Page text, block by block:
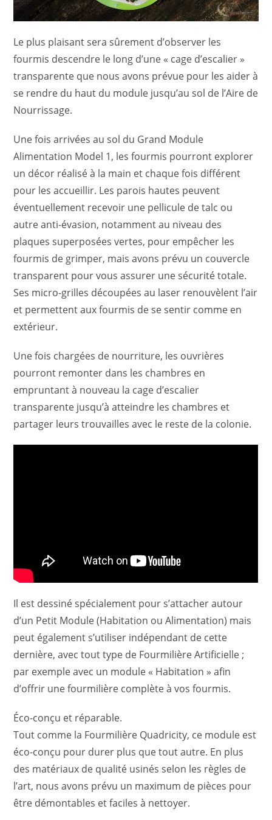
Le plus plaisant sera sûrement d’observer les
fourmis descendre le long d’une « cage d’escalier »
transparente que nous avons prévue pour les aider à
se rendre du haut du module jusqu’au sol de l’Aire de
Nourrissage.
Une fois arrivées au sol du Grand Module
Alimentation Model 1, les fourmis pourront explorer
un décor réalisé à la main et chaque fois différent
pour les accueillir. Les parois hautes peuvent
éventuellement recevoir une pellicule de talc ou
autre anti-évasion, notamment au niveau des
plaques superposées vertes, pour empêcher les
fourmis de grimper, mais avons prévu un couvercle
transparent pour vous assurer une sécurité totale.
Ses micro-grilles découpées au laser renouvèlent l’air
et permettent aux fourmis de se sentir comme en
extérieur.
Une fois chargées de nourriture, les ouvrières
pourront remonter dans les chambres en
empruntant à nouveau la cage d’escalier
transparente jusqu’à atteindre les chambres et
partager leurs trouvailles avec le reste de la colonie.
Il est dessiné spécialement pour s’attacher autour
d’un Petit Module (Habitation ou Alimentation) mais
peut également s’utiliser indépendant de cette
dernière, avec tout type de Fourmilière Artificielle ;
par exemple avec un module « Habitation » afin
d’offrir une fourmilière complète à vos fourmis.
Éco-conçu et réparable.
Tout comme la Fourmilière Quadricity, ce module est
éco-conçu pour durer plus que tout autre. En plus
des matériaux de qualité usinés selon les règles de
l’art, nous avons prévu un maximum de pièces pour
être démontables et faciles à nettoyer.